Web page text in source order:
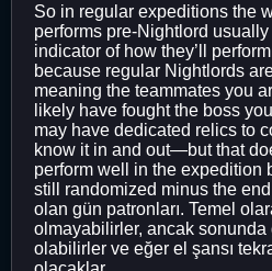
So in regular expeditions the
performs pre-Nightlord usually
indicator of how they’ll
because regular Nightlords
meaning the teammates you
likely have fought the boss
may have dedicated relics to
know it in and out—but that
perform well in the expedition
still randomized minus the
olan gün patronları. Temel
olmayabilirler, ancak sonunda
olabilirler ve eğer el şansı